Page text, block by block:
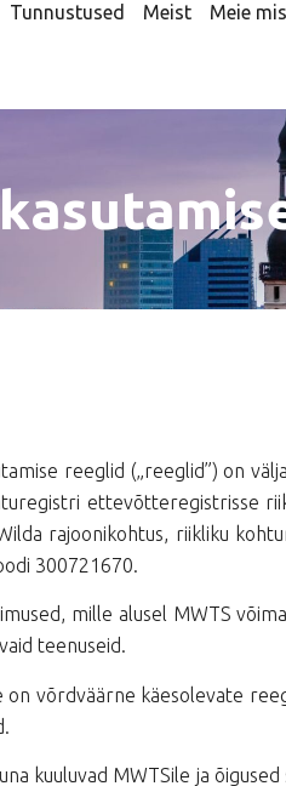
Tunnustused Meist Meie
reeglid („reeglid”) on
ettevõtteregistrisse
rajoonikohtus, riikliku
300721670.
mille alusel MWTS
teenuseid.
on võrdväärne käesolevate
kuuluvad MWTSile ja